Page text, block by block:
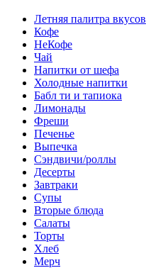
Летняя палитра вкусов
Кофе
НеКофе
Чай
Напитки от шефа
Холодные напитки
Бабл ти и тапиока
Лимонады
Фреши
Печенье
Выпечка
Сэндвичи/роллы
Десерты
Завтраки
Супы
Вторые блюда
Салаты
Торты
Хлеб
Мерч